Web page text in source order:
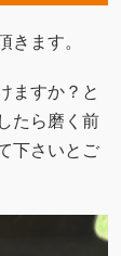
きます。
ますか？と
たら磨く前
下さいとご